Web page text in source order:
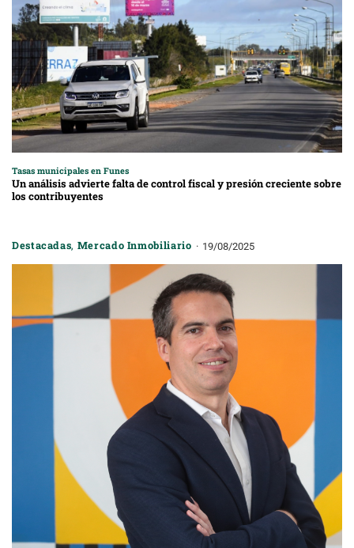
Tasas municipales en Funes
Un análisis advierte falta de control fiscal y presión creciente sobre
los contribuyentes
Destacadas, Mercado Inmobiliario 19/08/2025